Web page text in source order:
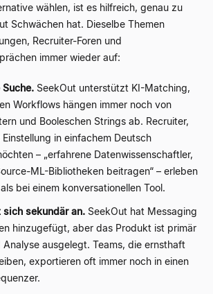
wählen, ist es hilfreich, genau zu
Schwächen hat. Dieselbe Themen
Recruiter-Foren und
immer wieder auf:
SeekOut unterstützt KI-Matching,
Workflows hängen immer noch von
und Booleschen Strings ab. Recruiter,
in einfachem Deutsch
– „erfahrene Datenwissenschaftler,
ML-Bibliotheken beitragen“ – erleben
bei einem konversationellen Tool.
sekundär an. SeekOut hat Messaging
hinzugefügt, aber das Produkt ist primär
ausgelegt. Teams, die ernsthaft
exportieren oft immer noch in einen